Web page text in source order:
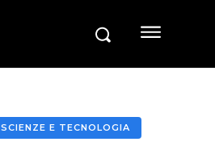
SCIENZE E TECNOLOGIA